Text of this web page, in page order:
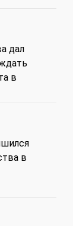
дал
в
в